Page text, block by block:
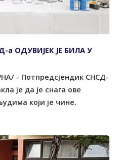
а ОДУВИЈЕК ЈЕ БИЛА У
- Потпредсјендик СНСД-
је да је снага ове
који је чине.